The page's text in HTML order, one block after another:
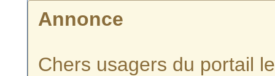
Annonce
Chers usagers du portail